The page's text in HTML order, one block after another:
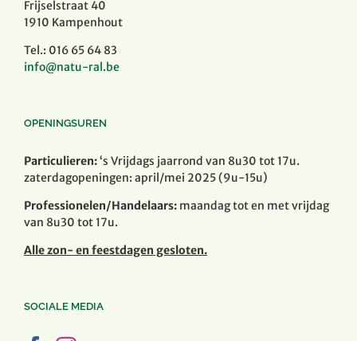
Frijselstraat 40
1910 Kampenhout
Tel.: 016 65 64 83
info@natu-ral.be
OPENINGSUREN
Particulieren:‘s Vrijdags jaarrond van 8u30 tot 17u.
zaterdagopeningen: april/mei 2025 (9u-15u)
Professionelen/Handelaars: maandag tot en met vrijdag
van 8u30 tot 17u.
Alle zon- en feestdagen gesloten.
SOCIALE MEDIA